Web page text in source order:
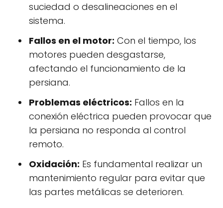
suciedad o desalineaciones en el
sistema.
Fallos en el motor: Con el tiempo, los
motores pueden desgastarse,
afectando el funcionamiento de la
persiana.
Problemas eléctricos: Fallos en la
conexión eléctrica pueden provocar que
la persiana no responda al control
remoto.
Oxidación: Es fundamental realizar un
mantenimiento regular para evitar que
las partes metálicas se deterioren.